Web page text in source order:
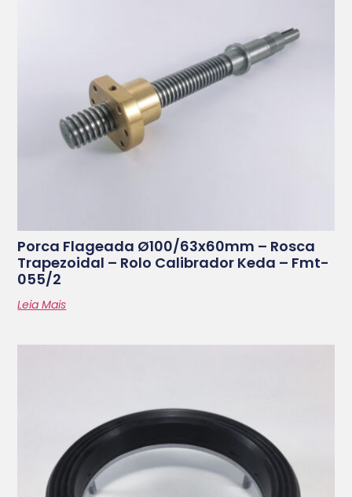
Porca Flageada Ø100/63x60mm – Rosca
Trapezoidal – Rolo Calibrador Keda – Fmt-
055/2
Leia Mais